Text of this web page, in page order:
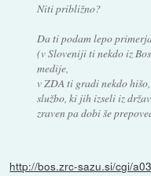
Niti približno?
Da ti podam lepo
(v Sloveniji ti nekdo iz
medije,
v ZDA ti gradi nekdo
službo, ki jih izseli iz
zraven pa dobi še
http://bos.zrc-sazu.si/cgi/